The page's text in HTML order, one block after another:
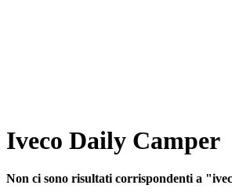
Iveco Daily Camper
Non ci sono risultati corrispondenti a